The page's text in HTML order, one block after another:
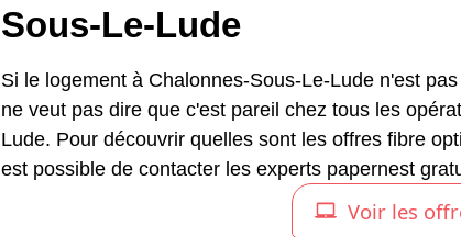
Sous-Le-Lude
Si le logement à Chalonnes-Sous-Le-Lude n'est
ne veut pas dire que c'est pareil chez tous les
Lude. Pour découvrir quelles sont les offres fibre
est possible de contacter les experts papernest